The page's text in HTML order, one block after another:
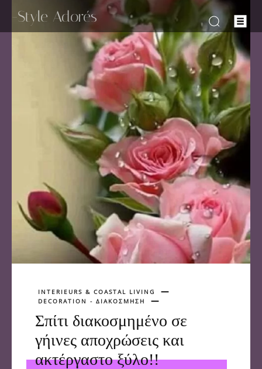
-Style Adorés
INTERIEURS & COASTAL LIVING
DECORATION - ΔΙΑΚΟΣΜΗΣΗ
Σπίτι διακοσμημένο σε
γήινες αποχρώσεις και
ακτέργαστο ξύλο!!